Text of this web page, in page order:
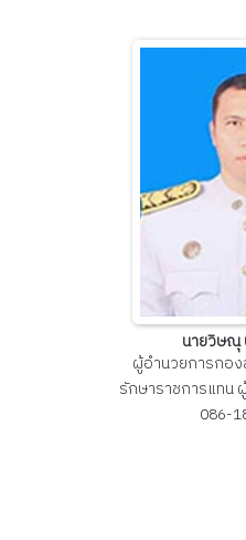
นายวิษณุ
ผู้อำนวยการกอง
รักษาราชการแทน
086-